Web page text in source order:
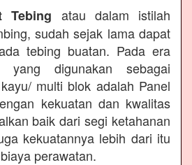
Tebing atau dalam istilah
sudah sejak lama dapat
tebing buatan. Pada era
digunakan sebagai
multi blok adalah Panel
kekuatan dan kwalitas
baik dari segi ketahanan
kekuatannya lebih dari itu
perawatan.